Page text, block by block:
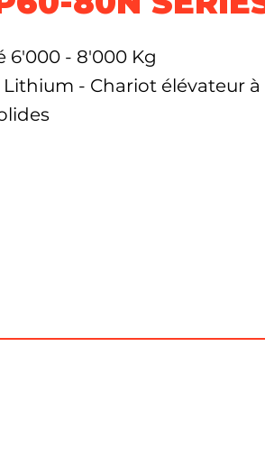
6'000 - 8'000 Kg
- Chariot élévateur à